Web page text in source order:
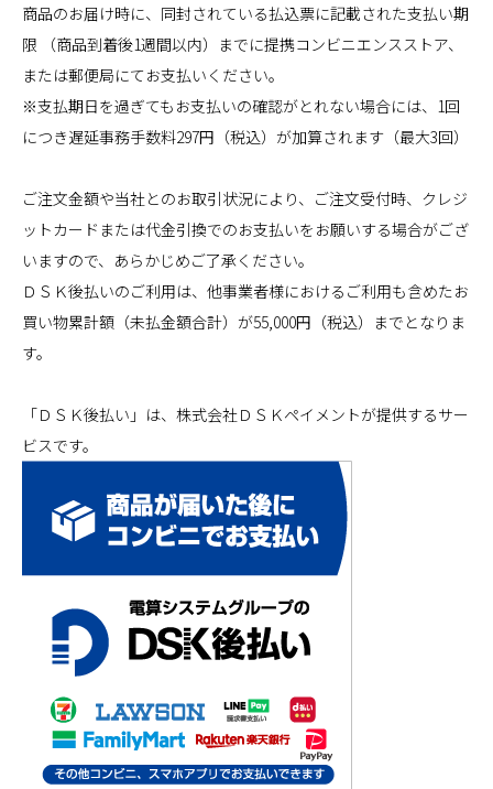
商品のお届け時に、同封されている払込票に記載された支払い期
限 （商品到着後1週間以内）までに提携コンビニエンスストア、
または郵便局にてお支払いください。
※支払期日を過ぎてもお支払いの確認がとれない場合には、1回
につき遅延事務手数料297円（税込）が加算されます（最大3回）
ご注文金額や当社とのお取引状況により、ご注文受付時、クレジ
ットカードまたは代金引換でのお支払いをお願いする場合がござ
いますので、あらかじめご了承ください。
ＤＳＫ後払いのご利用は、他事業者様におけるご利用も含めたお
買い物累計額（未払金額合計）が55,000円（税込）までとなりま
す。
「ＤＳＫ後払い」は、株式会社ＤＳＫペイメントが提供するサー
ビスです。